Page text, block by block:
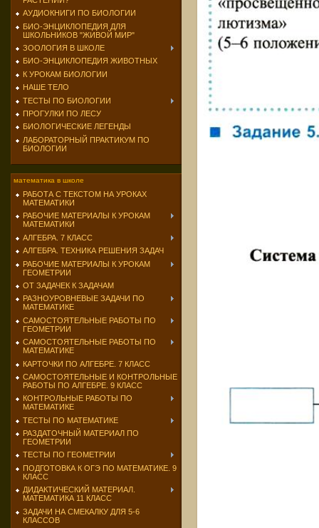
АУДИОКНИГИ ПО БИОЛОГИИ
БИО-ЭНЦИКЛОПЕДИЯ ДЛЯ
ШКОЛЬНИКОВ "ЖИВОЙ МИР"
ЗООЛОГИЯ В ШКОЛЕ
БИО-ЭНЦИКЛОПЕДИЯ ЖИВОТНЫХ
К УРОКАМ БИОЛОГИИ
НАШЕ ТЕЛО
ТЕСТЫ ПО БИОЛОГИИ
ПРОГУЛКИ ПО ЛЕСУ
БИОЛОГИЧЕСКИЕ ЛЕГЕНДЫ
ЛАБОРАТОРНЫЙ ПРАКТИКУМ ПО
БИОЛОГИИ
математика в школе
РАБОТА С ТЕКСТОМ НА УРОКАХ
МАТЕМАТИКИ
РАБОЧИЕ МАТЕРИАЛЫ К УРОКАМ
МАТЕМАТИКИ
АЛГЕБРА. 7 КЛАСС
АЛГЕБРА. ТЕХНИКА РЕШЕНИЯ ЗАДАЧ
РАБОЧИЕ МАТЕРИАЛЫ К УРОКАМ
ГЕОМЕТРИИ
ОТ ЗАДАЧЕК К ЗАДАЧАМ
РАЗНОУРОВНЕВЫЕ ЗАДАЧИ ПО
МАТЕМАТИКЕ
САМОСТОЯТЕЛЬНЫЕ РАБОТЫ ПО
ГЕОМЕТРИИ
САМОСТОЯТЕЛЬНЫЕ РАБОТЫ ПО
МАТЕМАТИКЕ
КАРТОЧКИ ПО АЛГЕБРЕ. 7 КЛАСС
САМОСТОЯТЕЛЬНЫЕ И КОНТРОЛЬНЫЕ
РАБОТЫ ПО АЛГЕБРЕ. 9 КЛАСС
КОНТРОЛЬНЫЕ РАБОТЫ ПО
МАТЕМАТИКЕ
ТЕСТЫ ПО МАТЕМАТИКЕ
РАЗДАТОЧНЫЙ МАТЕРИАЛ ПО
ГЕОМЕТРИИ
ТЕСТЫ ПО ГЕОМЕТРИИ
ПОДГОТОВКА К ОГЭ ПО МАТЕМАТИКЕ. 9
КЛАСС
ДИДАКТИЧЕСКИЙ МАТЕРИАЛ.
МАТЕМАТИКА 11 КЛАСС
ЗАДАЧИ НА СМЕКАЛКУ ДЛЯ 5-6
КЛАССОВ